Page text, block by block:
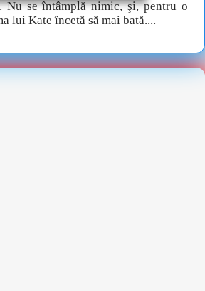
Nu se întâmplă nimic, şi, pentru o
lui Kate încetă să mai bată....